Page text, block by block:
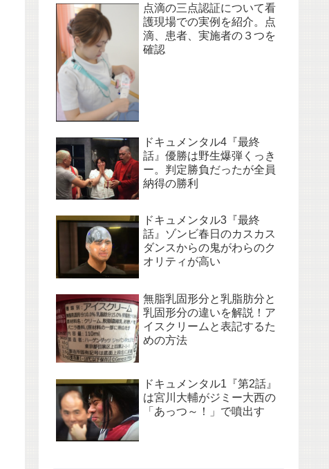
点滴の三点認証について看
護現場での実例を紹介。点
滴、患者、実施者の３つを
確認
ドキュメンタル4『最終
話』優勝は野生爆弾くっき
ー。判定勝負だったが全員
納得の勝利
ドキュメンタル3『最終
話』ゾンビ春日のカスカス
ダンスからの鬼がわらのク
オリティが高い
無脂乳固形分と乳脂肪分と
乳固形分の違いを解説！ア
イスクリームと表記するた
めの方法
ドキュメンタル1『第2話』
は宮川大輔がジミー大西の
「あっつ～！」で噴出す